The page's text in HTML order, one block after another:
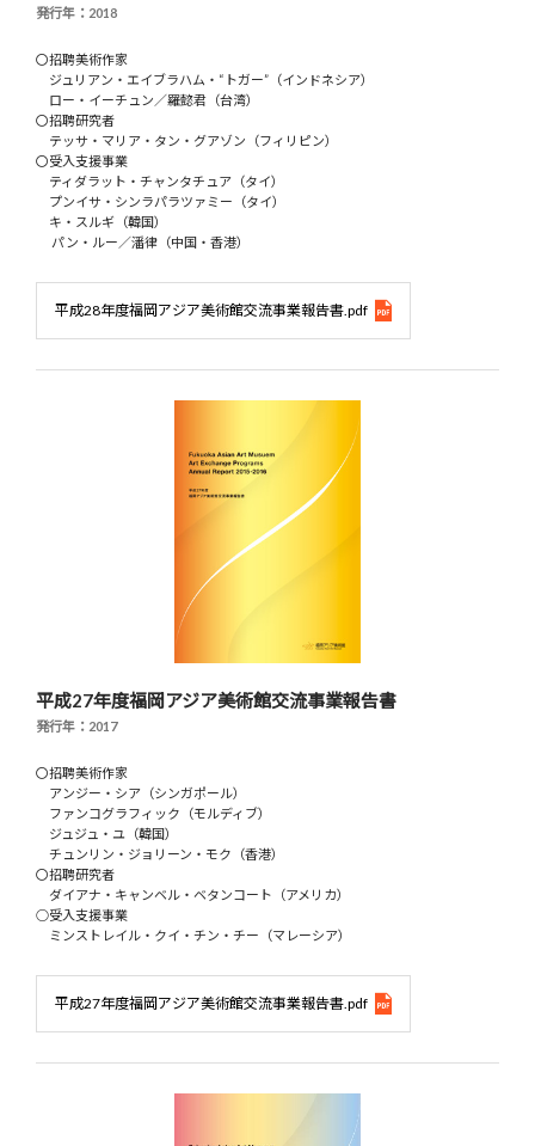
発行年：2018
〇招聘美術作家
ジュリアン・エイブラハム・“トガー”（インドネシア）
ロー・イーチュン／羅懿君（台湾）
〇招聘研究者
テッサ・マリア・タン・グアゾン（フィリピン）
〇受入支援事業
ティダラット・チャンタチュア（タイ）
プンイサ・シンラパラツァミー（タイ）
キ・スルギ（韓国）
パン・ルー／潘律（中国・香港）
平成28年度福岡アジア美術館交流事業報告書.pdf
平成27年度福岡アジア美術館交流事業報告書
発行年：2017
〇招聘美術作家
アンジー・シア（シンガポール）
ファンコグラフィック（モルディブ）
ジュジュ・ユ（韓国）
チュンリン・ジョリーン・モク（香港）
〇招聘研究者
ダイアナ・キャンベル・ベタンコート（アメリカ）
○受入支援事業
ミンストレイル・クイ・チン・チー（マレーシア）
平成27年度福岡アジア美術館交流事業報告書.pdf